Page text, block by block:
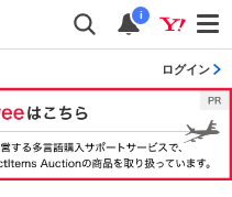
i
ログイン